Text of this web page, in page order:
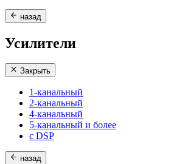
назад
Усилители
Закрыть
1-канальный
2-канальный
4-канальный
5-канальный и более
с DSP
назад